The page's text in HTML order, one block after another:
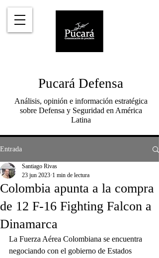
Pucará Defensa
Análisis, opinión e información estratégica
sobre Defensa y Seguridad en América
Latina
Entrada
Colombia apunta a la compra
de 12 F-16 Fighting Falcon a
Dinamarca
Santiago Rivas
23 jun 2023 1 min de lectura
La Fuerza Aérea Colombiana se encuentra
negociando con el gobierno de Estados